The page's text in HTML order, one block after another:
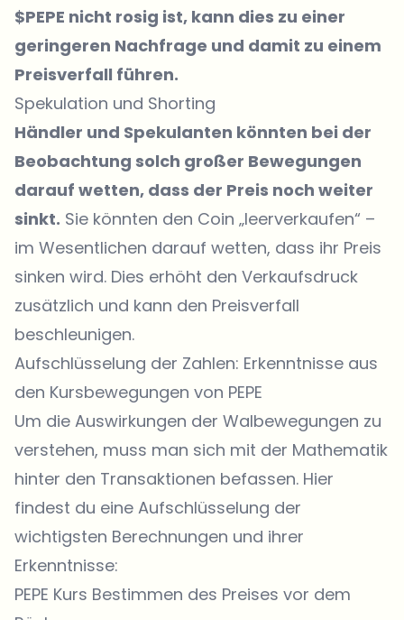
$PEPE nicht rosig ist, kann dies zu einer
geringeren Nachfrage und damit zu einem
Preisverfall führen.
Spekulation und Shorting
Händler und Spekulanten könnten bei der
Beobachtung solch großer Bewegungen
darauf wetten, dass der Preis noch weiter
sinkt. Sie könnten den Coin „leerverkaufen“ –
im Wesentlichen darauf wetten, dass ihr Preis
sinken wird. Dies erhöht den Verkaufsdruck
zusätzlich und kann den Preisverfall
beschleunigen.
Aufschlüsselung der Zahlen: Erkenntnisse aus
den Kursbewegungen von PEPE
Um die Auswirkungen der Walbewegungen zu
verstehen, muss man sich mit der Mathematik
hinter den Transaktionen befassen. Hier
findest du eine Aufschlüsselung der
wichtigsten Berechnungen und ihrer
Erkenntnisse:
PEPE Kurs Bestimmen des Preises vor dem